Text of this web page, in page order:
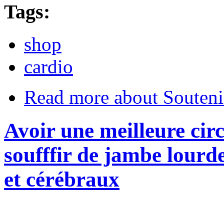
Tags:
shop
cardio
Read more about
Avoir une meilleure
soufffir de jambe
et cérébraux